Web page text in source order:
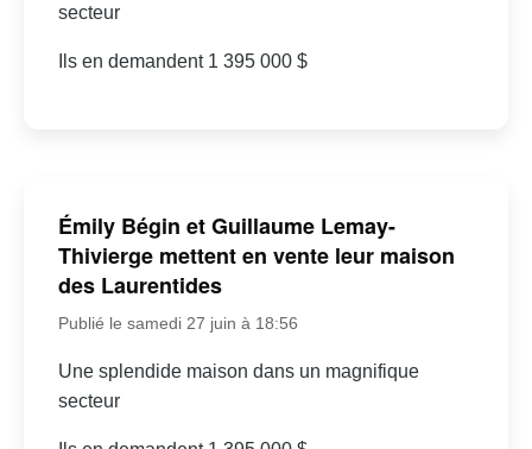
secteur
Ils en demandent 1 395 000 $
Émily Bégin et Guillaume Lemay-
Thivierge mettent en vente leur maison
des Laurentides
Publié le samedi 27 juin à 18:56
Une splendide maison dans un magnifique
secteur